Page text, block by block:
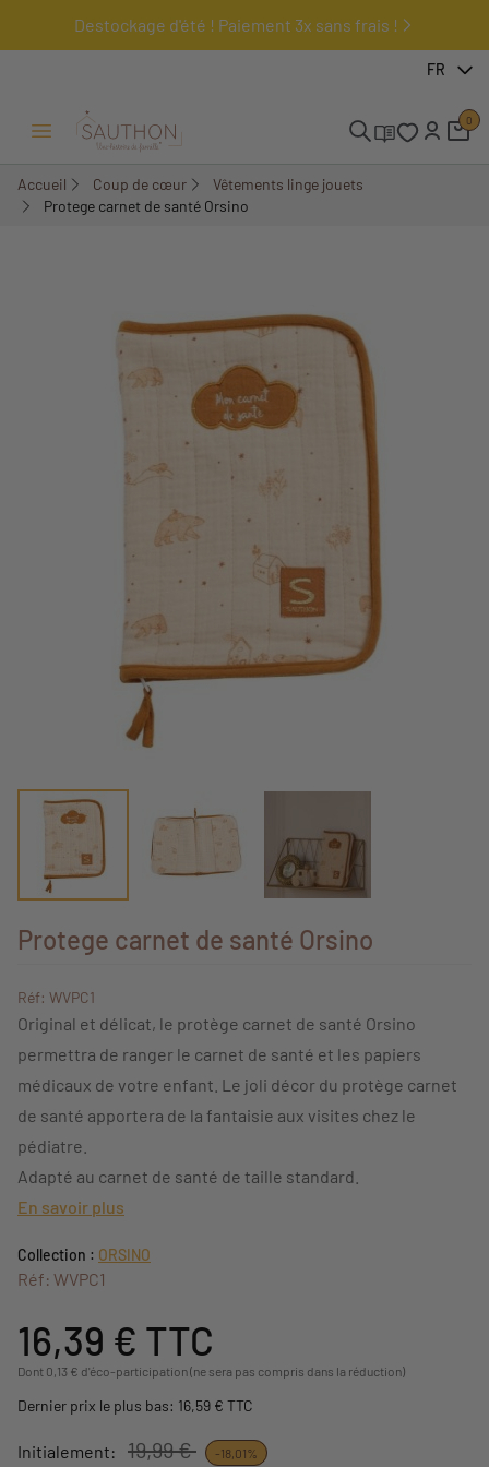
Destockage d'été ! Paiement 3x sans frais !
FR
Ouvrir/Fermer menu
0
Accueil Coup de cœur
Vêtements linge jouets
Protege carnet de santé Orsino
-18,01%
Protege carnet de santé Orsino
Réf: WVPC1
Original et délicat, le protège carnet de santé Orsino
permettra de ranger le carnet de santé et les papiers
médicaux de votre enfant. Le joli décor du protège carnet
de santé apportera de la fantaisie aux visites chez le
pédiatre.
Adapté au carnet de santé de taille standard.
En savoir plus
Collection : ORSINO
Réf: WVPC1
16,39 € TTC
Dont 0,13 € d'éco-participation (ne sera pas compris dans la réduction)
Dernier prix le plus bas: 16,59 € TTC
Initialement: 19,99 € -18,01%